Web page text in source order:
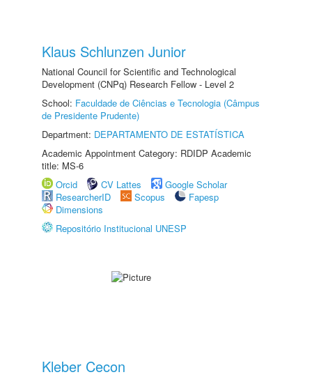
Klaus Schlunzen Junior
National Council for Scientific and Technological
Development (CNPq) Research Fellow - Level 2
School: Faculdade de Ciências e Tecnologia (Câmpus
de Presidente Prudente)
Department: DEPARTAMENTO DE ESTATÍSTICA
Academic Appointment Category: RDIDP Academic
title: MS-6
Orcid
CV Lattes
Google Scholar
ResearcherID
Scopus
Fapesp
Dimensions
Repositório Institucional UNESP
Kleber Cecon